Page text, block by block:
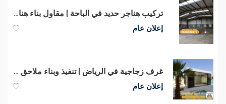
تركيب هناجر حديد في الباحة | مقاول بناء هناجر ومستودعات 0556109470
إعلان عام
غرف زجاجية في الرياض | تنفيذ وبناء ملاحق زجاج مودرن 0551033861
إعلان عام